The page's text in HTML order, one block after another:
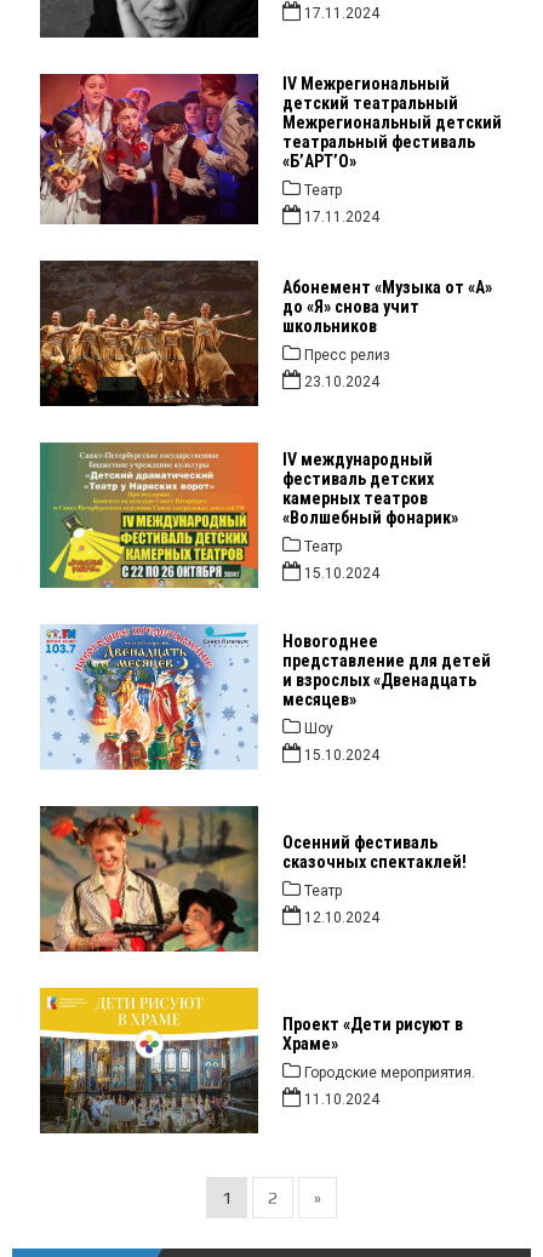
17.11.2024
IV Межрегиональный
детский театральный
Межрегиональный детский
театральный фестиваль
«Б’АРТ’О»
Театр
17.11.2024
Абонемент «Музыка от «А»
до «Я» снова учит
школьников
Пресс релиз
23.10.2024
IV международный
фестиваль детских
камерных театров
«Волшебный фонарик»
Театр
15.10.2024
Новогоднее
представление для детей
и взрослых «Двенадцать
месяцев»
Шоу
15.10.2024
Осенний фестиваль
сказочных спектаклей!
Театр
12.10.2024
Проект «Дети рисуют в
Храме»
Городские мероприятия.
11.10.2024
1 2 »